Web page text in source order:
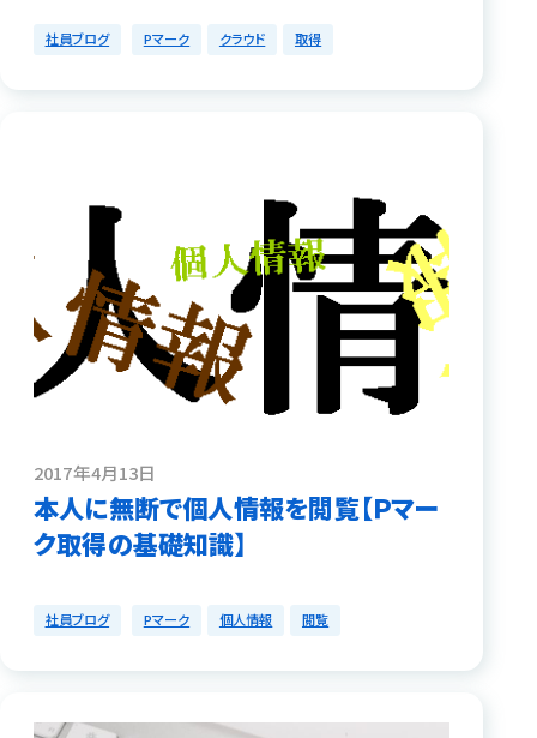
社員ブログ Pマーク クラウド 取得
2017年4月13日
本人に無断で個人情報を閲覧【Ｐマー
ク取得の基礎知識】
社員ブログ Pマーク 個人情報 閲覧